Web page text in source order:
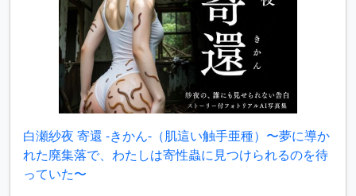
白瀬紗夜 寄還 -きかん-（肌這い触手亜種）〜夢に導か
れた廃集落で、わたしは寄性蟲に見つけられるのを待
っていた〜